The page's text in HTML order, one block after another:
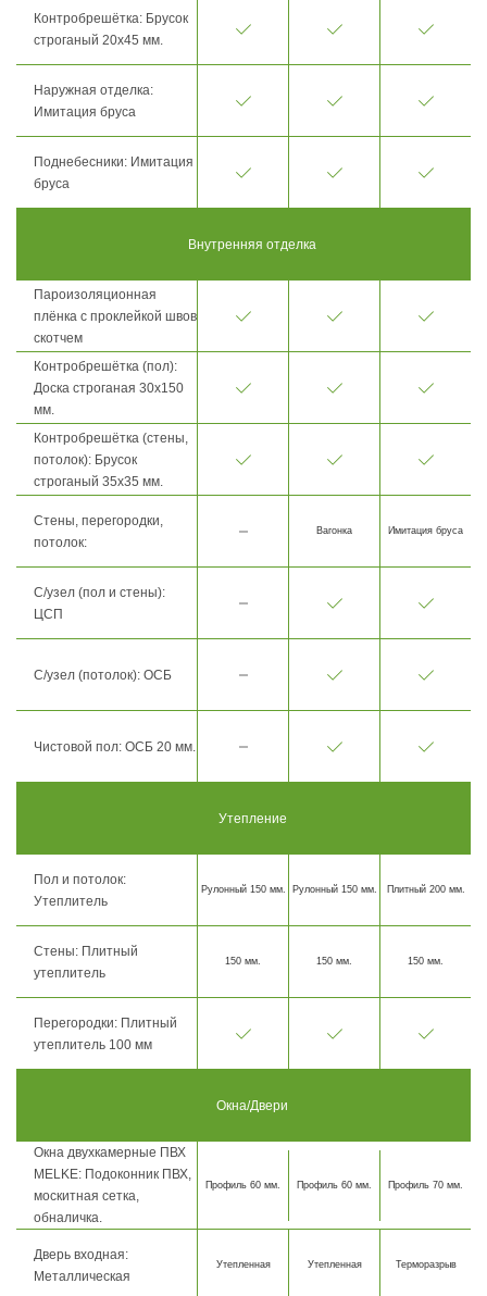
Контробрешётка: Брусок
строганый 20х45 мм.
Наружная отделка:
Имитация бруса
Поднебесники: Имитация
бруса
Внутренняя отделка
Пароизоляционная
плёнка с проклейкой швов
скотчем
Контробрешётка (пол):
Доска строганая 30х150
мм.
Контробрешётка (стены,
потолок): Брусок
строганый 35х35 мм.
Стены, перегородки,
потолок:
Вагонка Имитация бруса
С/узел (пол и стены):
ЦСП
С/узел (потолок): ОСБ
Чистовой пол: ОСБ 20 мм.
Утепление
Пол и потолок:
Утеплитель
Рулонный 150 мм. Рулонный 150 мм. Плитный 200 мм.
Стены: Плитный
утеплитель
150 мм. 150 мм. 150 мм.
Перегородки: Плитный
утеплитель 100 мм
Окна/Двери
Окна двухкамерные ПВХ
MELKE: Подоконник ПВХ,
москитная сетка,
обналичка.
Профиль 60 мм. Профиль 60 мм. Профиль 70 мм.
Дверь входная:
Металлическая
Утепленная Утепленная Терморазрыв